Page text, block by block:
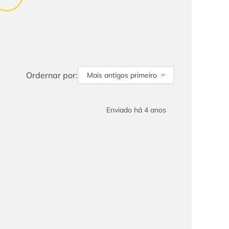
Ordernar por: Mais antigos primeiro
Enviado há 4 anos